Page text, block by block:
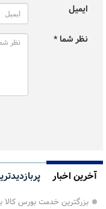
ایمیل
نظر شما *
آخرین اخبار
بزرگترین خدمت بورس کالا